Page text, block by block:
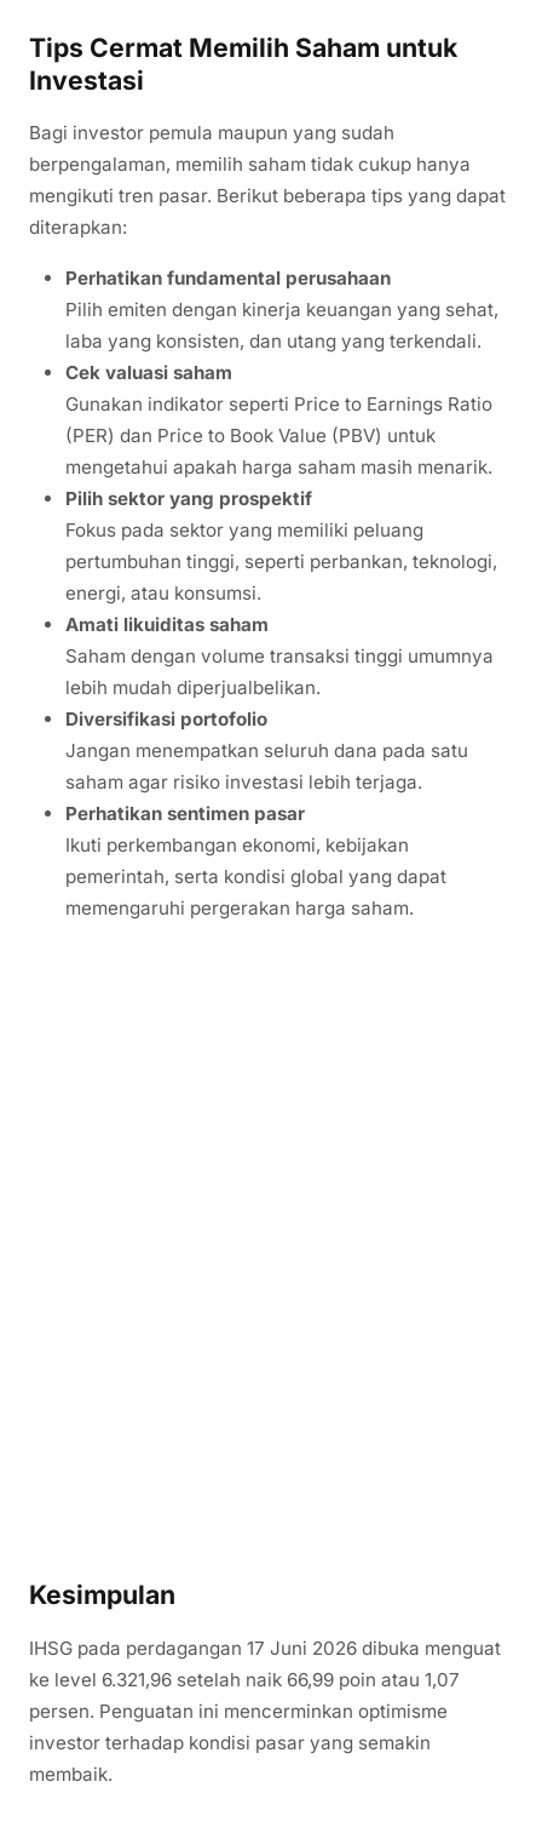
Tips Cermat Memilih Saham untuk
Investasi
Bagi investor pemula maupun yang sudah
berpengalaman, memilih saham tidak cukup hanya
mengikuti tren pasar. Berikut beberapa tips yang dapat
diterapkan:
Perhatikan fundamental perusahaan
Pilih emiten dengan kinerja keuangan yang sehat,
laba yang konsisten, dan utang yang terkendali.
Cek valuasi saham
Gunakan indikator seperti Price to Earnings Ratio
(PER) dan Price to Book Value (PBV) untuk
mengetahui apakah harga saham masih menarik.
Pilih sektor yang prospektif
Fokus pada sektor yang memiliki peluang
pertumbuhan tinggi, seperti perbankan, teknologi,
energi, atau konsumsi.
Amati likuiditas saham
Saham dengan volume transaksi tinggi umumnya
lebih mudah diperjualbelikan.
Diversifikasi portofolio
Jangan menempatkan seluruh dana pada satu
saham agar risiko investasi lebih terjaga.
Perhatikan sentimen pasar
Ikuti perkembangan ekonomi, kebijakan
pemerintah, serta kondisi global yang dapat
memengaruhi pergerakan harga saham.
Kesimpulan
IHSG pada perdagangan 17 Juni 2026 dibuka menguat
ke level 6.321,96 setelah naik 66,99 poin atau 1,07
persen. Penguatan ini mencerminkan optimisme
investor terhadap kondisi pasar yang semakin
membaik.